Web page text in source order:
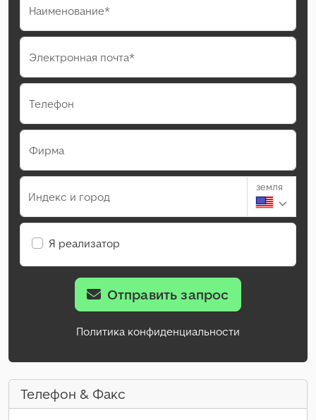
Наименование*
Электронная почта*
Телефон
Фирма
Индекс и город
земля
Я реализатор
Отправить запрос
Политика конфиденциальности
Телефон & Факс